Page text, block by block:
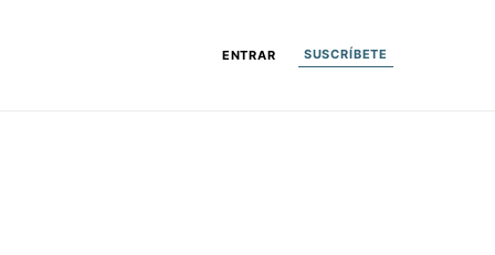
ENTRAR SUSCRÍBETE